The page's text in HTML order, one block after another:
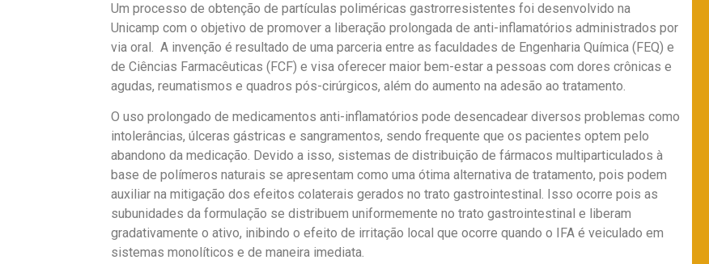
Um processo de obtenção de partículas poliméricas gastrorresistentes foi desenvolvido na
Unicamp com o objetivo de promover a liberação prolongada de anti-inflamatórios administrados por
via oral. A invenção é resultado de uma parceria entre as faculdades de Engenharia Química (FEQ) e
de Ciências Farmacêuticas (FCF) e visa oferecer maior bem-estar a pessoas com dores crônicas e
agudas, reumatismos e quadros pós-cirúrgicos, além do aumento na adesão ao tratamento.
O uso prolongado de medicamentos anti-inflamatórios pode desencadear diversos problemas como
intolerâncias, úlceras gástricas e sangramentos, sendo frequente que os pacientes optem pelo
abandono da medicação. Devido a isso, sistemas de distribuição de fármacos multiparticulados à
base de polímeros naturais se apresentam como uma ótima alternativa de tratamento, pois podem
auxiliar na mitigação dos efeitos colaterais gerados no trato gastrointestinal. Isso ocorre pois as
subunidades da formulação se distribuem uniformemente no trato gastrointestinal e liberam
gradativamente o ativo, inibindo o efeito de irritação local que ocorre quando o IFA é veiculado em
sistemas monolíticos e de maneira imediata.